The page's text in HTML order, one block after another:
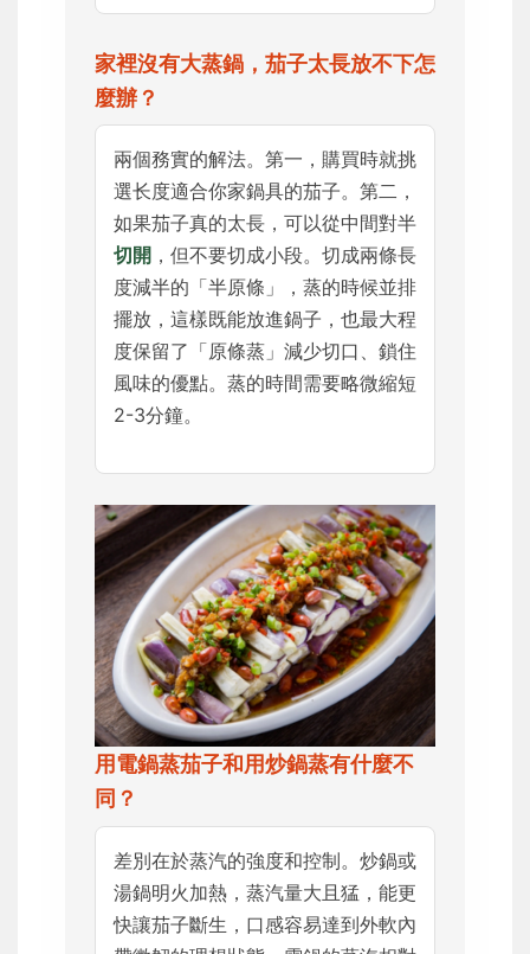
家裡沒有大蒸鍋，茄子太長放不下怎
麼辦？
兩個務實的解法。第一，購買時就挑
選长度適合你家鍋具的茄子。第二，
如果茄子真的太長，可以從中間對半
切開 ，但不要切成小段。切成兩條長
度減半的「半原條」，蒸的時候並排
擺放，這樣既能放進鍋子，也最大程
度保留了「原條蒸」減少切口、鎖住
風味的優點。蒸的時間需要略微縮短
2-3分鐘。
用電鍋蒸茄子和用炒鍋蒸有什麼不
同？
差別在於蒸汽的強度和控制。炒鍋或
湯鍋明火加熱，蒸汽量大且猛，能更
快讓茄子斷生，口感容易達到外軟內